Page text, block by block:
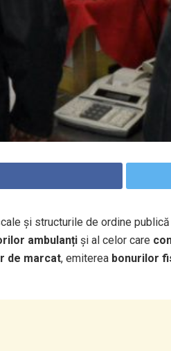
și structurile de ordine
ambulanți și al celor care
de marcat, emiterea bonurilor